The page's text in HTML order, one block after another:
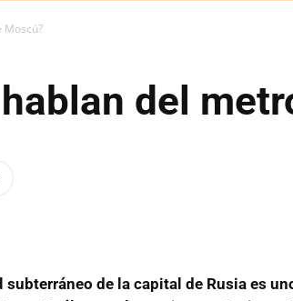
Moscú?
del
de la capital de Rusia es